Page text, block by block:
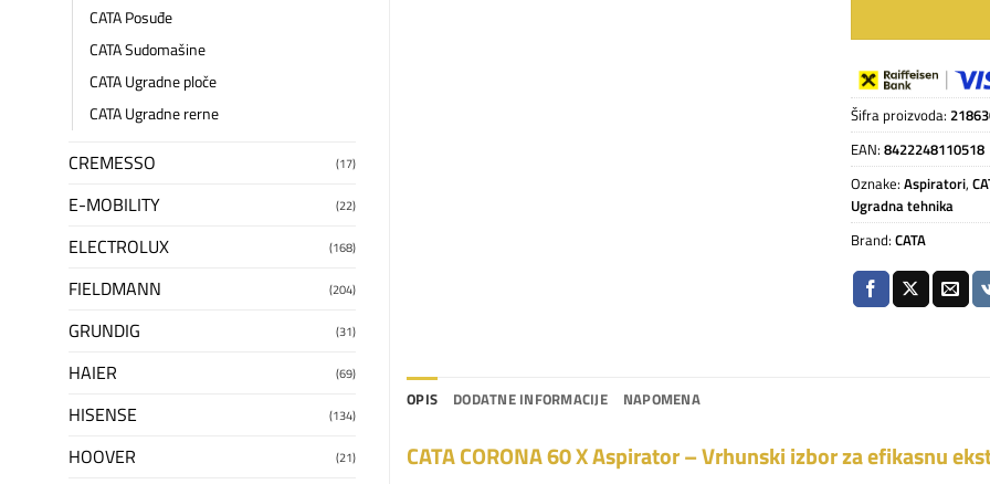
CATA Posuđe
CATA Sudomašine
CATA Ugradne ploče
CATA Ugradne rerne
CREMESSO (17)
E-MOBILITY (22)
ELECTROLUX (168)
FIELDMANN (204)
GRUNDIG (31)
HAIER (69)
HISENSE (134)
HOOVER (21)
Šifra proizvoda:
EAN:8422248110518
Oznake:Aspiratori,
Ugradna tehnika
Brand:CATA
OPIS DODATNE INFORMACIJE NAPOMENA
CATA CORONA 60 X Aspirator – Vrhunski izbor za efikasnu